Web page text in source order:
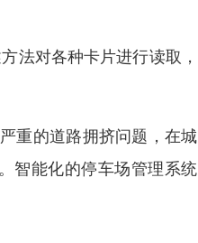
法对各种卡片进行读取
重的道路拥挤问题，在
智能化的停车场管理系